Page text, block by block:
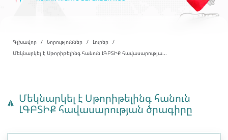
Գլխավոր Նորություններ
Լուրեր
Մեկնարկել է Սթորիթելինգ հանուն ԼԳԲՏԻՔ հավասարությա...
Մեկնարկել է Սթորիթելինգ հանուն
ԼԳԲՏԻՔ հավասարության ծրագիրը